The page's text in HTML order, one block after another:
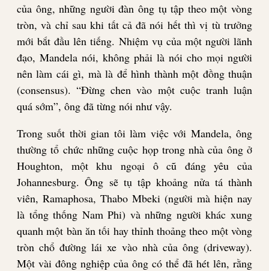
của ông, những người đàn ông tụ tập theo một vòng
tròn, và chỉ sau khi tất cả đã nói hết thì vị tù trưởng
mới bắt đầu lên tiếng. Nhiệm vụ của một người lãnh
đạo, Mandela nói, không phải là nói cho mọi người
nên làm cái gì, mà là để hình thành một đồng thuận
(consensus). “Đừng chen vào một cuộc tranh luận
quá sớm”, ông đã từng nói như vậy.
Trong suốt thời gian tôi làm việc với Mandela, ông
thường tổ chức những cuộc họp trong nhà của ông ở
Houghton, một khu ngoại ô cũ đáng yêu của
Johannesburg. Ông sẽ tụ tập khoảng nửa tá thành
viên, Ramaphosa, Thabo Mbeki (người mà hiện nay
là tổng thống Nam Phi) và những người khác xung
quanh một bàn ăn tối hay thỉnh thoảng theo một vòng
tròn chổ đường lái xe vào nhà của ông (driveway).
Một vài đông nghiệp của ông có thể đã hét lên, rằng